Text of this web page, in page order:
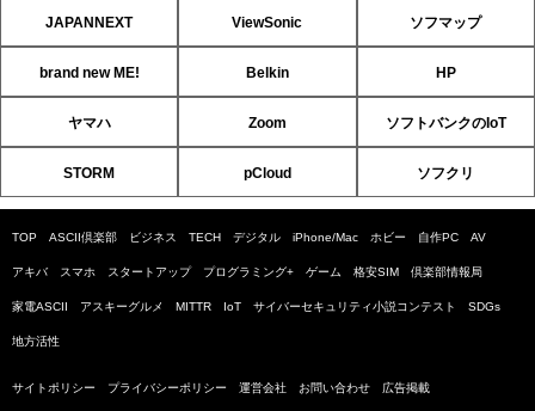
JAPANNEXT ViewSonic ソフマップ
brand new ME! Belkin HP
ヤマハ Zoom ソフトバンクのIoT
STORM pCloud ソフクリ
TOP ASCII倶楽部 ビジネス TECH デジタル iPhone/Mac ホビー 自作PC AV
アキバ スマホ スタートアップ プログラミング+ ゲーム 格安SIM 倶楽部情報局
家電ASCII アスキーグルメ MITTR IoT サイバーセキュリティ小説コンテスト SDGs
地方活性
サイトポリシー プライバシーポリシー 運営会社 お問い合わせ 広告掲載